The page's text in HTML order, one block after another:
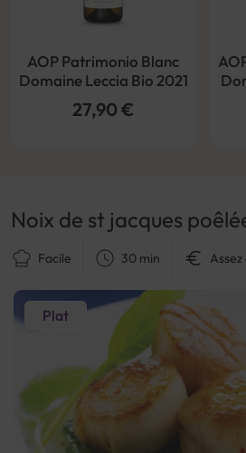
AOP Patrimonio Blanc
Domaine Leccia Bio 2021
27,90 €
Plat
Noix de st jacques
Facile 30 min